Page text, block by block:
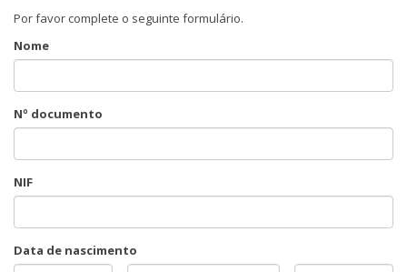
Por favor complete o seguinte formulário.
Nome
Nº documento
NIF
Data de nascimento